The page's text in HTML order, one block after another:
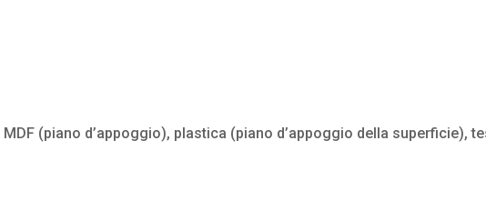
(piano d’appoggio), plastica (piano d’appoggio della superficie),